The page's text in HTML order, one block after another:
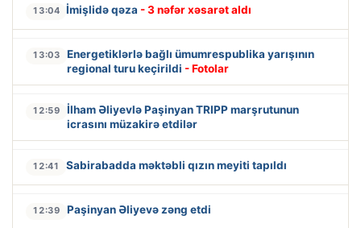
13:04 İmişlidə qəza - 3 nəfər xəsarət aldı
13:03
Energetiklərlə bağlı ümumrespublika yarışının
regional turu keçirildi - Fotolar
12:59
İlham Əliyevlə Paşinyan TRIPP marşrutunun
icrasını müzakirə etdilər
12:41 Sabirabadda məktəbli qızın meyiti tapıldı
12:39 Paşinyan Əliyevə zəng etdi